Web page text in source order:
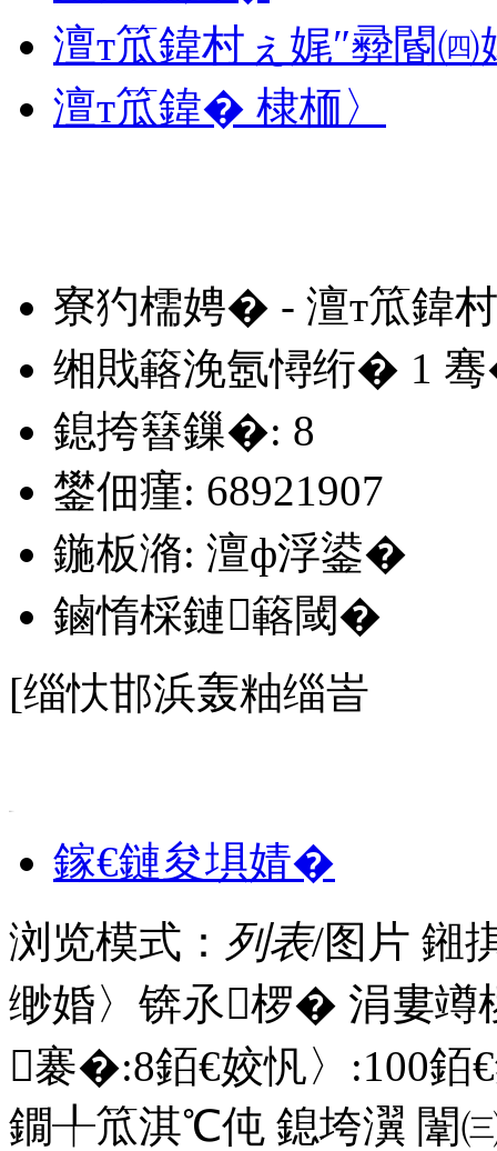
澶т笟鍏村ぇ娓″彛閽㈣
澶т笟鍏� 棣栭〉
寮犳檽娉� - 澶т笟鍏
缃戝簵浼氬憳绗� 1
鎴挎簮鏁�: 8
鐢佃瘽: 68921907
鍦板潃: 澶ф浮鍙�
鏀惰棌鏈簵閾�
[缁忕邯浜轰粙缁峕
鎵€鏈夋埧婧�
浏览模式： 列表/图片 鎺
缈婚〉锛氶椤� 涓婁
褰�:8銆€姣忛〉:100銆
鐗╀笟淇℃伅 鎴垮瀷 闈